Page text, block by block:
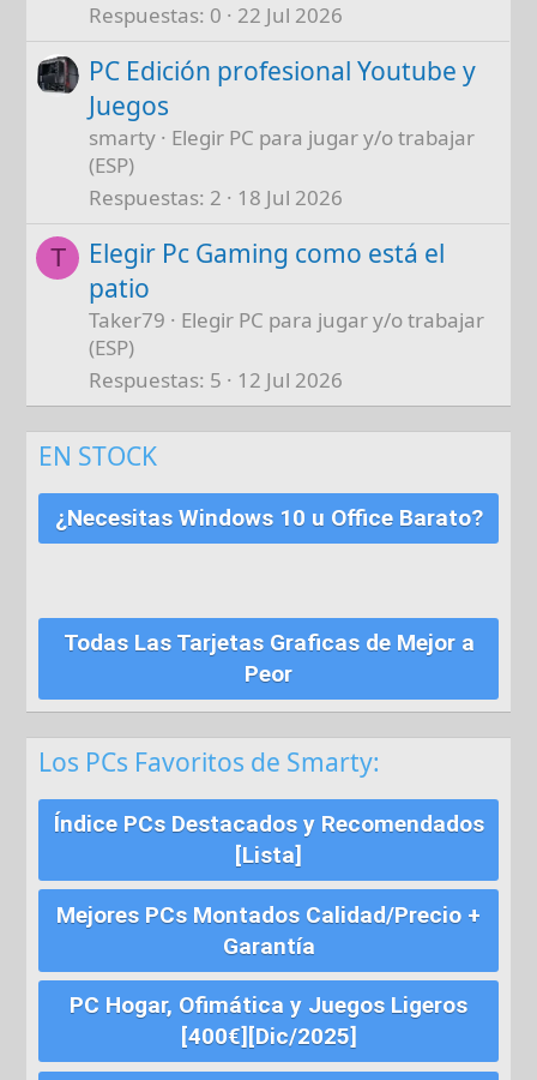
Respuestas 0 22 Jul 2026
PC Edición profesional Youtube y
Juegos
smarty
Elegir PC para jugar y/o trabajar
(ESP)
Respuestas 2 18 Jul 2026
T
Elegir Pc Gaming como está el
patio
Taker79
Elegir PC para jugar y/o trabajar
(ESP)
Respuestas 5 12 Jul 2026
EN STOCK
¿Necesitas Windows 10 u Office Barato?
Todas Las Tarjetas Graficas de Mejor a
Peor
Los PCs Favoritos de Smarty:
Índice PCs Destacados y Recomendados
[Lista]
Mejores PCs Montados Calidad/Precio +
Garantía
PC Hogar, Ofimática y Juegos Ligeros
[400€][Dic/2025]